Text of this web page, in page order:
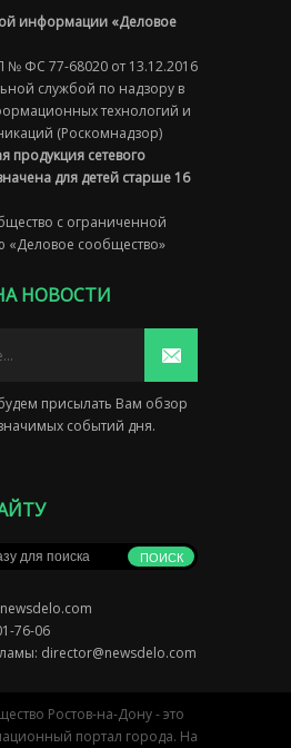
информации «Деловое
№ ФС 77-68020 от 13.12.2016
службой по надзору в
технологий и
(Роскомнадзор)
сетевого
для детей старше 16
с ограниченной
«Деловое сообщество»
НОВОСТИ
присылать Вам обзор
событий дня.
76-06
director@newsdelo.com
Ростов-на-Дону - это
портал города. На